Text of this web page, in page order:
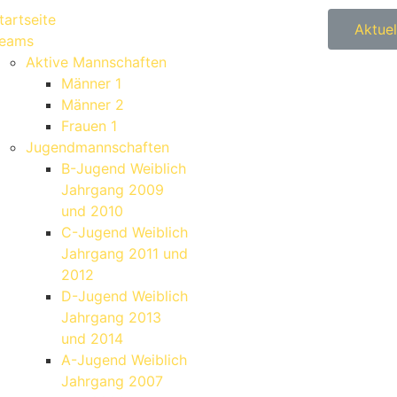
Aktive Mannschaften
Männer 1
Männer 2
Frauen 1
Jugendmannschaften
B-Jugend Weiblich
Jahrgang 2009
und 2010
C-Jugend Weiblich
Jahrgang 2011 und
2012
D-Jugend Weiblich
Jahrgang 2013
und 2014
A-Jugend Weiblich
Jahrgang 2007